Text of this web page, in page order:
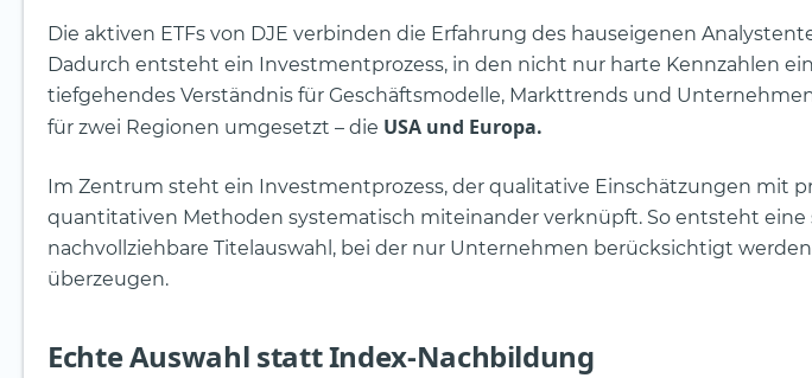
Die aktiven ETFs von DJE verbinden die Erfahrung des hauseigenen
Dadurch entsteht ein Investmentprozess, in den nicht nur harte Kennzahlen
tiefgehendes Verständnis für Geschäftsmodelle, Markttrends und
für zwei Regionen umgesetzt – die USA und Europa.
Im Zentrum steht ein Investmentprozess, der qualitative Einschätzungen mit
quantitativen Methoden systematisch miteinander verknüpft. So entsteht
nachvollziehbare Titelauswahl, bei der nur Unternehmen berücksichtigt
überzeugen.
Echte Auswahl statt Index-Nachbildung